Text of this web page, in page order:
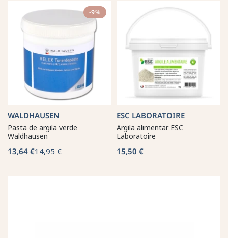
-9%
WALDHAUSEN
Pasta de argila verde
Waldhausen
13,64 €14,95 €
ESC LABORATOIRE
Argila alimentar ESC
Laboratoire
15,50 €